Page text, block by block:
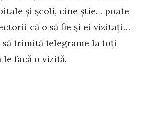
și școli, cine știe… poate
că o să fie și ei vizitați…
trimită telegrame la toți
facă o vizită.